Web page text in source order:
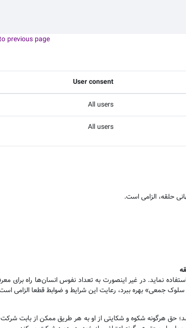
previous page
User consent
All users
All users
حلقه، الزامی است.
نماید. در غیر اینصورت به تعداد نفوس انسان‌ها راه برای
سلوک جمعی» بهره ببرد، رعایت این شرایط و ضوابط قطعا الزامی
حق هرگونه شکوه و شکایتی از او به هر طریق ممکن از بابت